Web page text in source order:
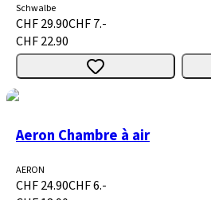
Schwalbe
CHF 29.90CHF 7.-
CHF 22.90
Aeron Chambre à air
AERON
CHF 24.90CHF 6.-